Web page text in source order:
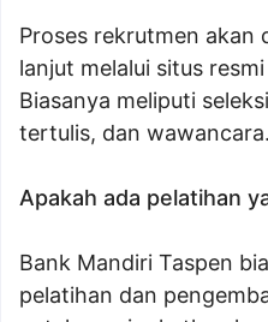
Proses rekrutmen akan
lanjut melalui situs
Biasanya meliputi
tertulis, dan wawancara.
Apakah ada pelatihan
Bank Mandiri Taspen
pelatihan dan